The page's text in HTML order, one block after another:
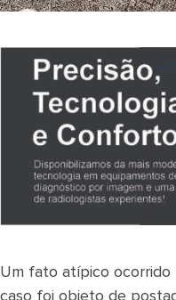
Um fato atípico ocorrido
caso foi objeto de